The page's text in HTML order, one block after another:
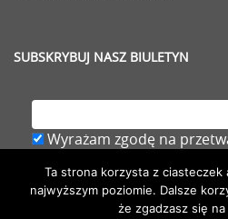
SUBSKRYBUJ NASZ BIULETYN
Wyrażam zgodę na
w zgłoszeniu,rozwiń
Ta strona korzysta z ciasteczek
najwyższym poziomie. Dalsze
że zgadzasz się